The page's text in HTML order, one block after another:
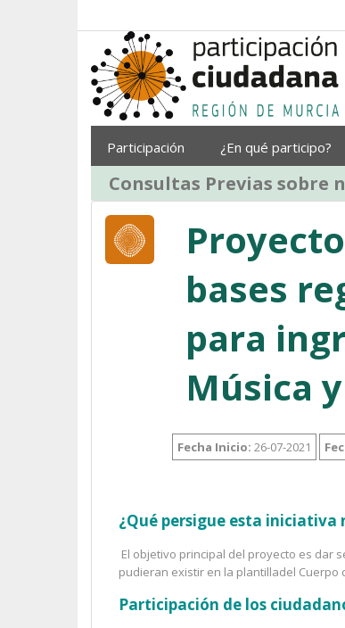
Participación ¿En qué participo?
Consultas Previas sobre
bases
para
Música
Fecha Inicio: 26-07-2021
¿Qué persigue esta iniciativa
El objetivo principal del proyecto es dar
pudieran existir en la plantilladel Cuerpo
Participación de los